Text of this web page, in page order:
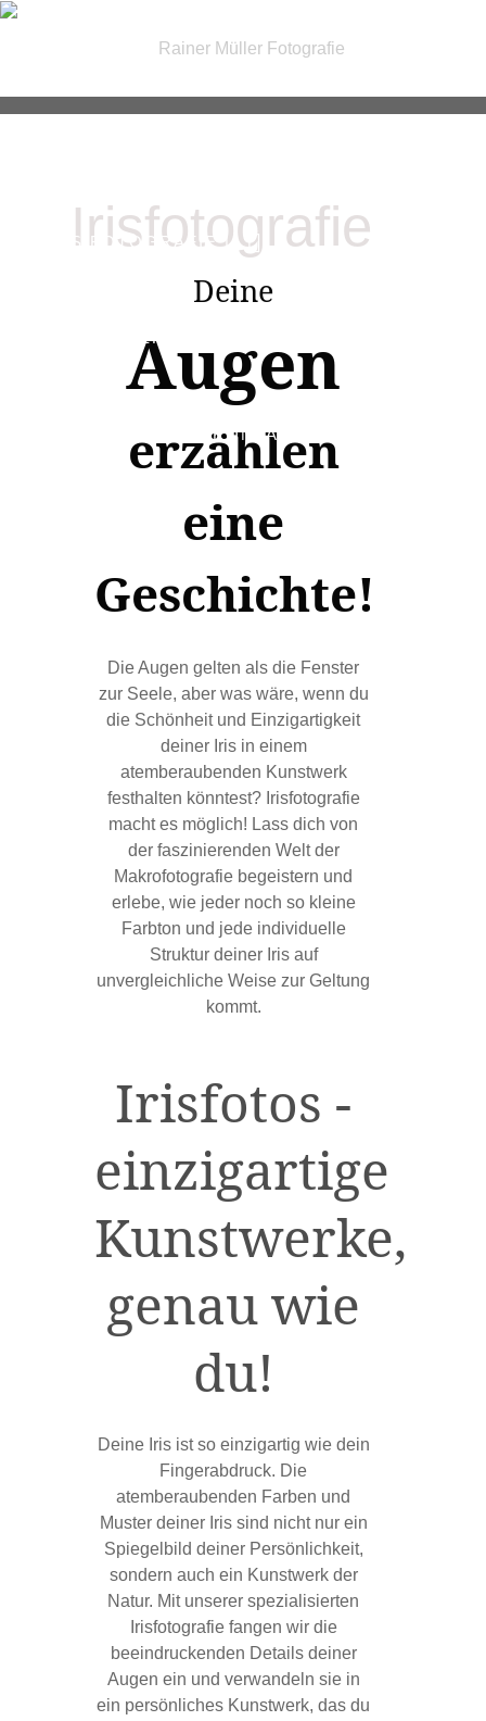
| IRIS FOTOGRAFIE |
| PASSBILDER & FOTOSERVICE |
KONTAKT
Irisfotografie
Deine
Augen
erzählen
eine
Geschichte!
Die Augen gelten als die Fenster
zur Seele, aber was wäre, wenn du
die Schönheit und Einzigartigkeit
deiner Iris in einem
atemberaubenden Kunstwerk
festhalten könntest? Irisfotografie
macht es möglich! Lass dich von
der faszinierenden Welt der
Makrofotografie begeistern und
erlebe, wie jeder noch so kleine
Farbton und jede individuelle
Struktur deiner Iris auf
unvergleichliche Weise zur Geltung
kommt.
Irisfotos -
einzigartige
Kunstwerke,
genau wie
du!
Deine Iris ist so einzigartig wie dein
Fingerabdruck. Die
atemberaubenden Farben und
Muster deiner Iris sind nicht nur ein
Spiegelbild deiner Persönlichkeit,
sondern auch ein Kunstwerk der
Natur. Mit unserer spezialisierten
Irisfotografie fangen wir die
beeindruckenden Details deiner
Augen ein und verwandeln sie in
ein persönliches Kunstwerk, das du